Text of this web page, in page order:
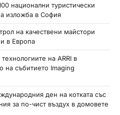
национални туристически
изложба в София
на качествени майстори
в Европа
на ARRI в
на събитието Imaging
ден на котката със
за по-чист въздух в домовете